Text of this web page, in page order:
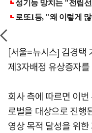
[서울=뉴시스] 김경택
제3자배정 유상증자
회사 측에 따르면 이
로벌을 대상으로 진행
영상 목적 달성을 위